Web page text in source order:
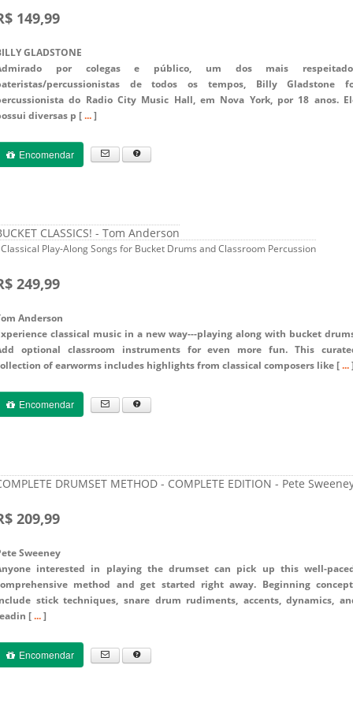
149,99
GLADSTONE
por colegas e público, um dos mais
percussionistas de todos os tempos, Billy Gladstone
do Radio City Music Hall,em Nova York, por 18 anos.
diversas p [...]
Encomendar
CLASSICS! - Tom Anderson
Play-Along Songs for Bucket Drums and Classroom Percussion
249,99
Anderson
classical music in a new way---playing along with bucket
optional classroom instruments for even more fun. This
of earworms includes highlights from classical composers like [...]
Encomendar
DRUMSET METHOD - COMPLETE EDITION - Pete
209,99
Sweeney
interested in playing the drumset can pick up this well-
method and get started right away. Beginning
stick techniques, snare drum rudiments, accents, dynamics,
[...]
Encomendar